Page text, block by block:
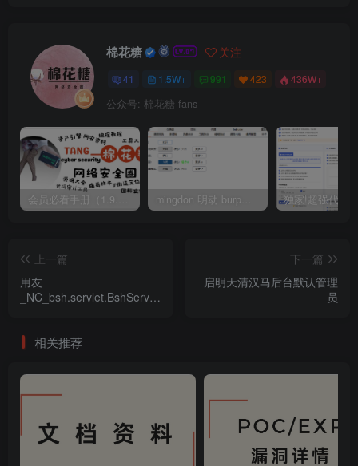
棉花糖 关注
41 1.5W+ 991 423 436W+
公众号: 棉花糖 fans
会员必看手册（1.9.0版本 26.4.5更新） mingdon 明动 burp插件0.2.6版本 本地时间校验去除版
上一篇
用友
_NC_bsh.servlet.BshServlet_
下一篇
启明天清汉马后台默认管理
员
相关推荐